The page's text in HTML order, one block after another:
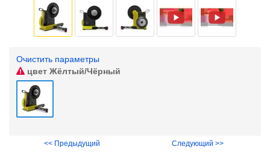
Очистить параметры
цвет Жёлтый/Чёрный
<< Предыдущий Следующий >>